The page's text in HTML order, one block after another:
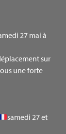
27 mai à
sur
une forte
samedi 27 et